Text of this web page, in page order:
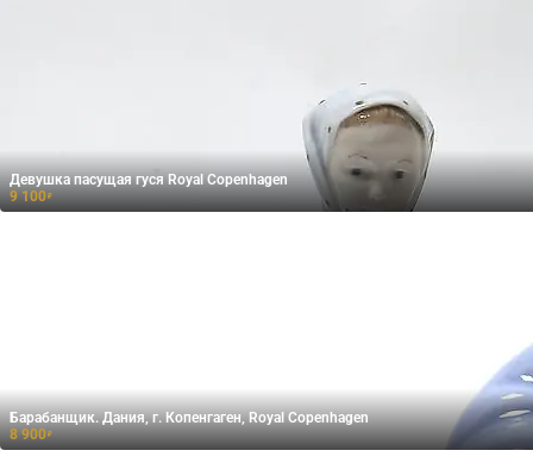
Девушка пасущая гуся​ Royal Copenhagen
9 100₽
Барабанщик. Дания, г. Копенгаген, Royal Copenhagen
8 900₽